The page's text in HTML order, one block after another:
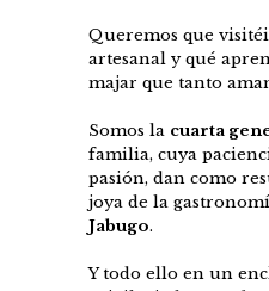
Queremos que
artesanal y qué
majar que tanto
Somos la cuarta
familia, cuya
pasión, dan como
joya de la
Jabugo.
Y todo ello en un